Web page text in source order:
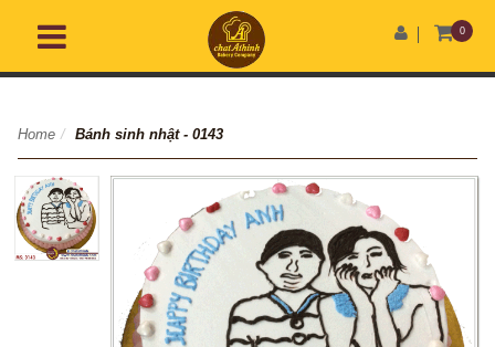
0
Home / Bánh sinh nhật - 0143